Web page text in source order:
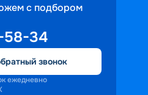
с подбором
58-34
звонок
ежедневно